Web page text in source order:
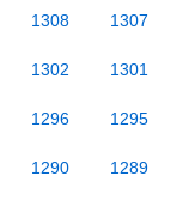
1308 1307
1302 1301
1296 1295
1290 1289